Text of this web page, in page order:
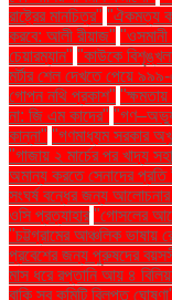
রাষ্ট্রের মানচিত্র" "ঐকমত্য
করবে: আলী রীয়াজ" "ওসমানী
চেয়ারম্যান" "কাউকে
মর্টার শেল দেখতে পেয়ে
গোপন নথি প্রকাশ"
না: জি এম কাদের"
কান্না" "গণমাধ্যম সরকার
"গাজায় ২ মার্চের পর খাদ্য
অমান্য করতে সেনাদের প্রতি
সংঘর্ষ বন্ধের জন্য
ওসি প্রত্যাহার "গোসলের
"চট্টগ্রামের আঞ্চলিক ভাষায়
প্রবেশের জন্য পুরুষদের
মাস ধরে রপ্তানি আয় ৪
বাকি সব কমিটি বিলুপ্ত